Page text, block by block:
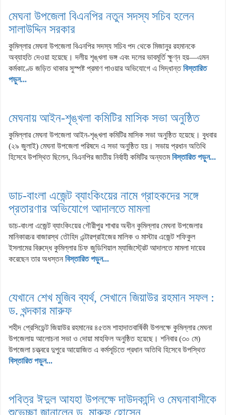
মেঘনা উপজেলা বিএনপির নতুন সদস্য সচিব হলেন
সালাউদ্দিন সরকার
কুমিল্লার মেঘনা উপজেলা বিএনপির সদস্য সচিব পদ থেকে মিজানুর রহমানকে
অব্যাহতি দেওয়া হয়েছে। দলীয় শৃঙ্খলা ভঙ্গ এবং দলের ভাবমূর্তি ক্ষুণ্ন হয়—এমন
কর্মকাণ্ডে জড়িত থাকার সুস্পষ্ট প্রমাণ পাওয়ার অভিযোগে এ সিদ্ধান্তবিস্তারিত
পড়ুন...
মেঘনায় আইন-শৃঙ্খলা কমিটির মাসিক সভা অনুষ্ঠিত
কুমিল্লার মেঘনা উপজেলা আইন-শৃঙ্খলা কমিটির মাসিক সভা অনুষ্ঠিত হয়েছে। বুধবার
(২৯ জুলাই) মেঘনা উপজেলা পরিষদে এ সভা অনুষ্ঠিত হয়। সভায় প্রধান অতিথি
হিসেবে উপস্থিত ছিলেন, বিএনপির জাতীয় নির্বাহী কমিটির অন্যতমবিস্তারিত পড়ুন...
ডাচ-বাংলা এজেন্ট ব্যাংকিংয়ের নামে গ্রাহকদের সঙ্গে
প্রতারণার অভিযোগে আদালতে মামলা
ডাচ-বাংলা এজেন্ট ব্যাংকিংয়ের গৌরীপুর শাখার অধীন কুমিল্লার মেঘনা উপজেলার
মানিকারচর বাজারস্থ তৌহিদ এন্টারপ্রাইজের মালিক ও মাস্টার এজেন্ট শফিকুল
ইসলামের বিরুদ্ধে কুমিল্লার চিফ জুডিশিয়াল ম্যাজিস্ট্রেট আদালতে মামলা দায়ের
করেছেন তার অধস্তন বিস্তারিত পড়ুন...
যেখানে শেখ মুজিব ব্যর্থ, সেখানে জিয়াউর রহমান সফল :
ড. খন্দকার মারুফ
শহীদ প্রেসিডেন্ট জিয়াউর রহমানের ৪৫তম শাহাদাতবার্ষিকী উপলক্ষে কুমিল্লার মেঘনা
উপজেলায় আলোচনা সভা ও দোয়া মাহফিল অনুষ্ঠিত হয়েছে। শনিবার (৩০ মে)
উপজেলা চত্ত্বরে দুপুরে আয়োজিত এ কর্মসূচিতে প্রধান অতিথি হিসেবে উপস্থিত
বিস্তারিত পড়ুন...
পবিত্র ঈদুল আযহা উপলক্ষে দাউদকান্দি ও মেঘনাবাসীকে